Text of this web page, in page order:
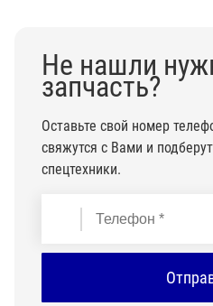
Не нашли
запчасть?
Оставьте свой номер
свяжутся с Вами и
спецтехники.